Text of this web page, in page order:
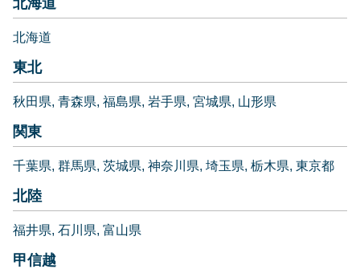
北海道
東北
秋田県 青森県 福島県 岩手県 宮城県 山形県
関東
千葉県 群馬県 茨城県 神奈川県 埼玉県 栃木県 東京都
北陸
福井県 石川県 富山県
甲信越